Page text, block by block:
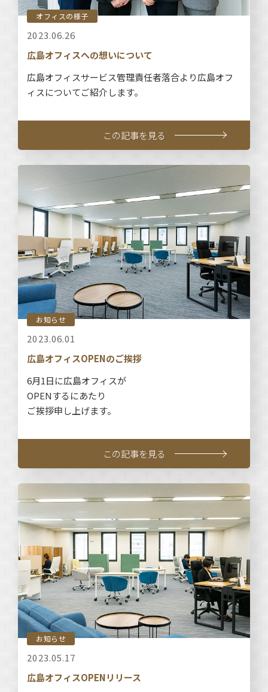
オフィスの様子
2023.06.26
広島オフィスへの想いについて
広島オフィスサービス管理責任者落合より広島オフ
ィスについてご紹介します。
この記事を見る
お知らせ
2023.06.01
広島オフィスOPENのご挨拶
6月1日に広島オフィスが
OPENするにあたり
ご挨拶申し上げます。
この記事を見る
お知らせ
2023.05.17
広島オフィスOPENリリース